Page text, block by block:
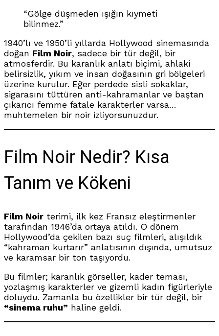
“Gölge düşmeden ışığın kıymeti
bilinmez.”
1940’lı ve 1950’li yıllarda Hollywood sinemasında
doğan Film Noir, sadece bir tür değil, bir
atmosferdir. Bu karanlık anlatı biçimi, ahlaki
belirsizlik, yıkım ve insan doğasının gri bölgeleri
üzerine kurulur. Eğer perdede sisli sokaklar,
sigarasını tüttüren anti-kahramanlar ve baştan
çıkarıcı femme fatale karakterler varsa…
muhtemelen bir noir izliyorsunuzdur.
Film Noir Nedir? Kısa
Tanım ve Kökeni
Film Noir terimi, ilk kez Fransız eleştirmenler
tarafından 1946’da ortaya atıldı. O dönem
Hollywood’da çekilen bazı suç filmleri, alışıldık
“kahraman kurtarır” anlatısının dışında, umutsuz
ve karamsar bir ton taşıyordu.
Bu filmler; karanlık görseller, kader teması,
yozlaşmış karakterler ve gizemli kadın figürleriyle
doluydu. Zamanla bu özellikler bir tür değil, bir
“sinema ruhu” haline geldi.